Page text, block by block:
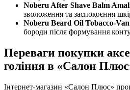
Noberu After Shave Balm
зволоження та заспокоєння
Noberu Beard Oil Tobacco-
бороди після формування
Переваги покупки
гоління в «Салон
Інтернет-магазин «Салон Плюс»